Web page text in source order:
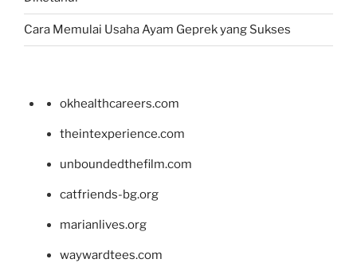
Cara Memulai Usaha Ayam Geprek yang Sukses
okhealthcareers.com
theintexperience.com
unboundedthefilm.com
catfriends-bg.org
marianlives.org
waywardtees.com